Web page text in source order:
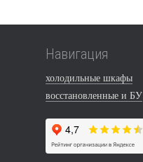
Навигация
холодильные шкафы
восстановленные и БУ